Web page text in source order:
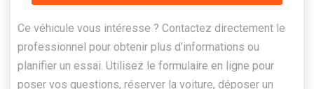
Ce véhicule vous intéresse ? Contactez directement le
professionnel pour obtenir plus d’informations ou
planifier un essai. Utilisez le formulaire en ligne pour
poser vos questions, réserver la voiture, déposer un